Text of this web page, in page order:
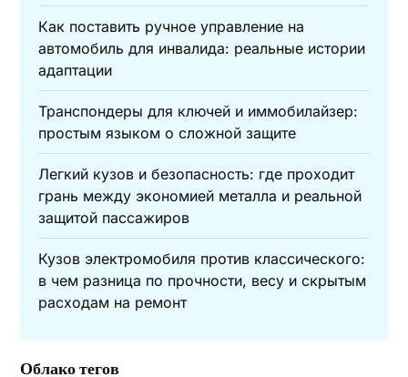
Как поставить ручное управление на
автомобиль для инвалида: реальные истории
адаптации
Транспондеры для ключей и иммобилайзер:
простым языком о сложной защите
Легкий кузов и безопасность: где проходит
грань между экономией металла и реальной
защитой пассажиров
Кузов электромобиля против классического:
в чем разница по прочности, весу и скрытым
расходам на ремонт
Облако тегов